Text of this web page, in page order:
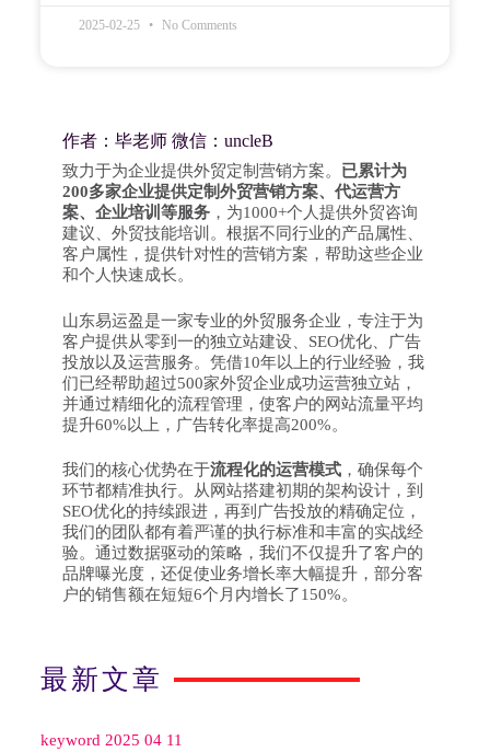
2025-02-25 No Comments
作者：毕老师 微信：uncleB
致力于为企业提供外贸定制营销方案。 已累计为
200多家企业提供定制外贸营销方案、代运营方
案、企业培训等服务，为1000+个人提供外贸咨询
建议、外贸技能培训。根据不同行业的产品属性、
客户属性，提供针对性的营销方案，帮助这些企业
和个人快速成长。
山东易运盈是一家专业的外贸服务企业，专注于为
客户提供从零到一的独立站建设、SEO优化、广告
投放以及运营服务。凭借10年以上的行业经验，我
们已经帮助超过500家外贸企业成功运营独立站，
并通过精细化的流程管理，使客户的网站流量平均
提升60%以上，广告转化率提高200%。
我们的核心优势在于流程化的运营模式，确保每个
环节都精准执行。从网站搭建初期的架构设计，到
SEO优化的持续跟进，再到广告投放的精确定位，
我们的团队都有着严谨的执行标准和丰富的实战经
验。通过数据驱动的策略，我们不仅提升了客户的
品牌曝光度，还促使业务增长率大幅提升，部分客
户的销售额在短短6个月内增长了150%。
最新文章
keyword 2025 04 11